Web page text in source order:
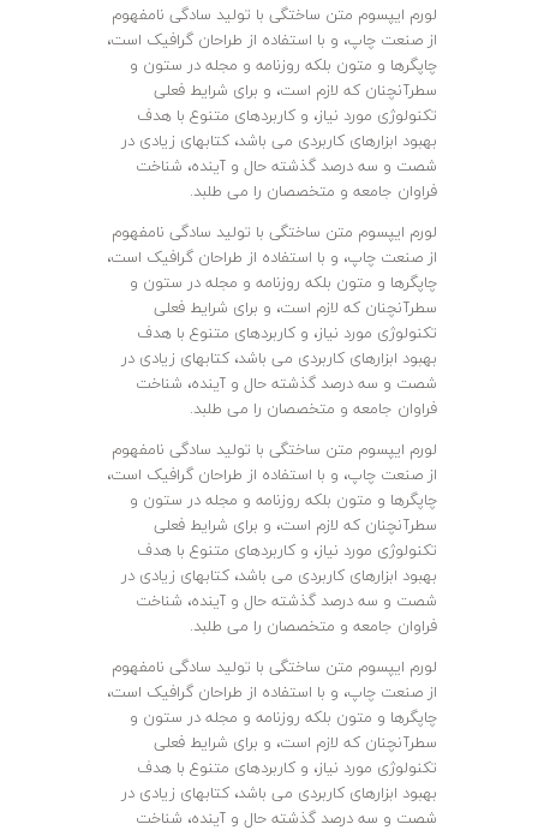
لورم ایپسوم متن ساختگی با تولید سادگی نامفهوم
از صنعت چاپ، و با استفاده از طراحان گرافیک است،
چاپگرها و متون بلکه روزنامه و مجله در ستون و
سطرآنچنان که لازم است، و برای شرایط فعلی
تکنولوژی مورد نیاز، و کاربردهای متنوع با هدف
بهبود ابزارهای کاربردی می باشد، کتابهای زیادی در
شصت و سه درصد گذشته حال و آینده، شناخت
فراوان جامعه و متخصصان را می طلبد.
لورم ایپسوم متن ساختگی با تولید سادگی نامفهوم
از صنعت چاپ، و با استفاده از طراحان گرافیک است،
چاپگرها و متون بلکه روزنامه و مجله در ستون و
سطرآنچنان که لازم است، و برای شرایط فعلی
تکنولوژی مورد نیاز، و کاربردهای متنوع با هدف
بهبود ابزارهای کاربردی می باشد، کتابهای زیادی در
شصت و سه درصد گذشته حال و آینده، شناخت
فراوان جامعه و متخصصان را می طلبد.
لورم ایپسوم متن ساختگی با تولید سادگی نامفهوم
از صنعت چاپ، و با استفاده از طراحان گرافیک است،
چاپگرها و متون بلکه روزنامه و مجله در ستون و
سطرآنچنان که لازم است، و برای شرایط فعلی
تکنولوژی مورد نیاز، و کاربردهای متنوع با هدف
بهبود ابزارهای کاربردی می باشد، کتابهای زیادی در
شصت و سه درصد گذشته حال و آینده، شناخت
فراوان جامعه و متخصصان را می طلبد.
لورم ایپسوم متن ساختگی با تولید سادگی نامفهوم
از صنعت چاپ، و با استفاده از طراحان گرافیک است،
چاپگرها و متون بلکه روزنامه و مجله در ستون و
سطرآنچنان که لازم است، و برای شرایط فعلی
تکنولوژی مورد نیاز، و کاربردهای متنوع با هدف
بهبود ابزارهای کاربردی می باشد، کتابهای زیادی در
شصت و سه درصد گذشته حال و آینده، شناخت